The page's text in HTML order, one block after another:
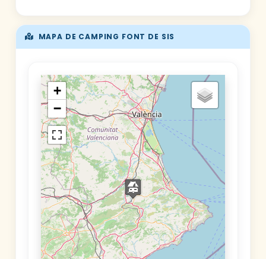
MAPA DE CAMPING FONT DE SIS
+
−